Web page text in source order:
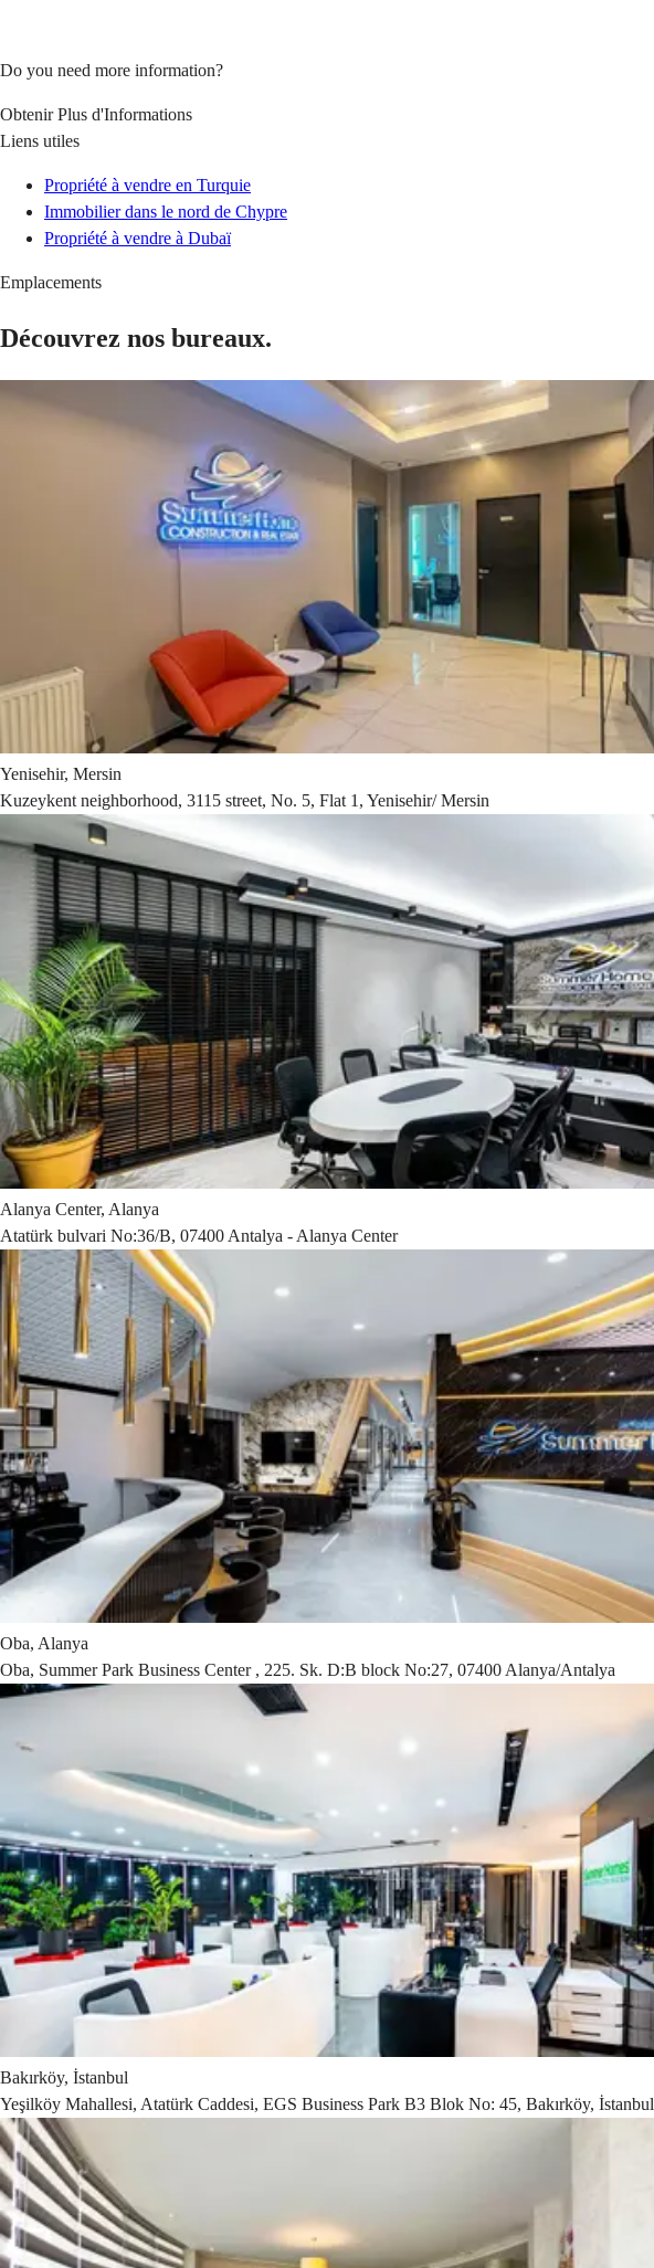
Do you need more information?
Obtenir Plus d'Informations
Liens utiles
Propriété à vendre en Turquie
Immobilier dans le nord de Chypre
Propriété à vendre à Dubaï
Emplacements
Découvrez nos bureaux.
Yenisehir, Mersin
Kuzeykent neighborhood, 3115 street, No. 5, Flat 1, Yenisehir/ Mersin
Alanya Center, Alanya
Atatürk bulvari No:36/B, 07400 Antalya - Alanya Center
Oba, Alanya
Oba, Summer Park Business Center , 225. Sk. D:B block No:27, 07400 Alanya/Antalya
Bakırköy, İstanbul
Yeşilköy Mahallesi, Atatürk Caddesi, EGS Business Park B3 Blok No: 45, Bakırköy, İstanbul